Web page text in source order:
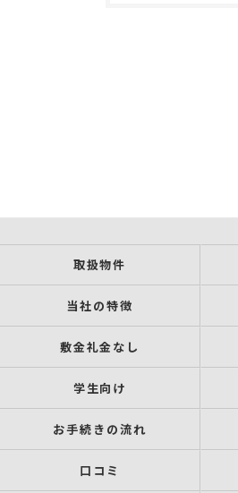
取扱物件
当社の特徴
敷金礼金なし
学生向け
お手続きの流れ
口コミ